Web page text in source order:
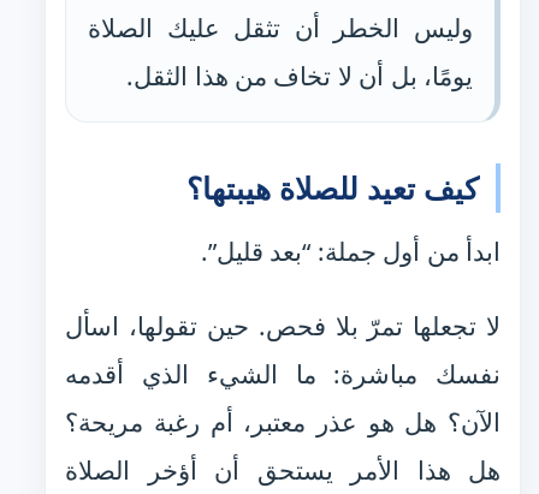
وليس الخطر أن تثقل عليك الصلاة
يومًا، بل أن لا تخاف من هذا الثقل.
كيف تعيد للصلاة هيبتها؟
ابدأ من أول جملة: “بعد قليل”.
لا تجعلها تمرّ بلا فحص. حين تقولها، اسأل
نفسك مباشرة: ما الشيء الذي أقدمه
الآن؟ هل هو عذر معتبر، أم رغبة مريحة؟
هل هذا الأمر يستحق أن أؤخر الصلاة